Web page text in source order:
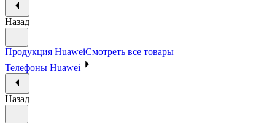
Назад
Продукция HuaweiСмотреть все товары
Телефоны Huawei
Назад